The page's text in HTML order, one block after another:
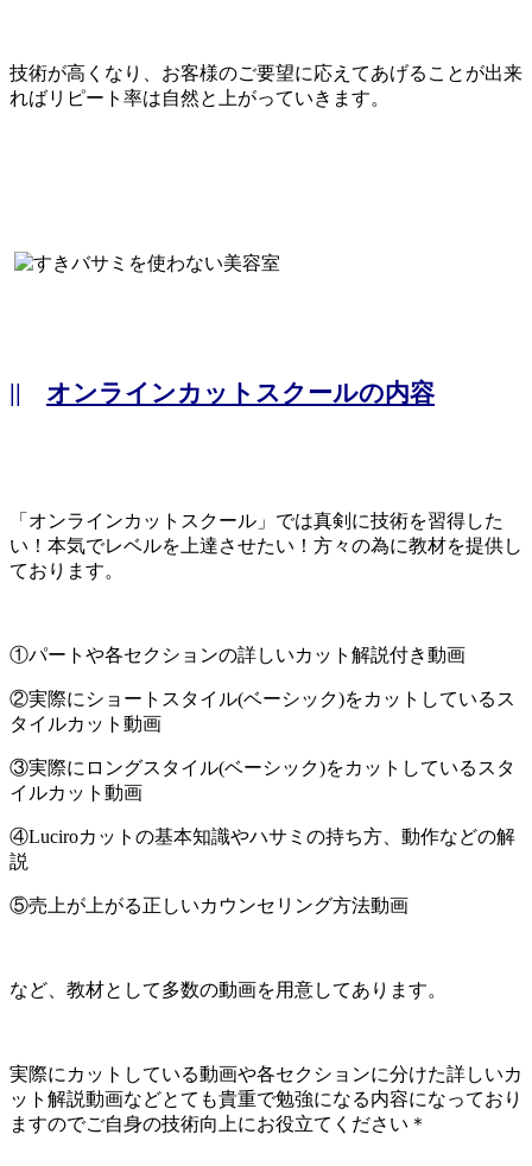
技術が高くなり、お客様のご要望に応えてあげることが出来
ればリピート率は自然と上がっていきます。
|| オンラインカットスクールの内容
「オンラインカットスクール」では真剣に技術を習得した
い！本気でレベルを上達させたい！方々の為に教材を提供し
ております。
①パートや各セクションの詳しいカット解説付き動画
②実際にショートスタイル(ベーシック)をカットしているス
タイルカット動画
③実際にロングスタイル(ベーシック)をカットしているスタ
イルカット動画
④Luciroカットの基本知識やハサミの持ち方、動作などの解
説
⑤売上が上がる正しいカウンセリング方法動画
など、教材として多数の動画を用意してあります。
実際にカットしている動画や各セクションに分けた詳しいカ
ット解説動画などとても貴重で勉強になる内容になっており
ますのでご自身の技術向上にお役立てください＊